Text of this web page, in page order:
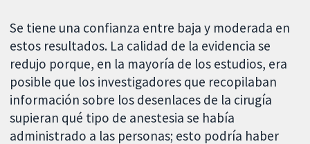
Se tiene una confianza entre baja y moderada en
estos resultados. La calidad de la evidencia se
redujo porque, en la mayoría de los estudios, era
posible que los investigadores que recopilaban
información sobre los desenlaces de la cirugía
supieran qué tipo de anestesia se había
administrado a las personas; esto podría haber